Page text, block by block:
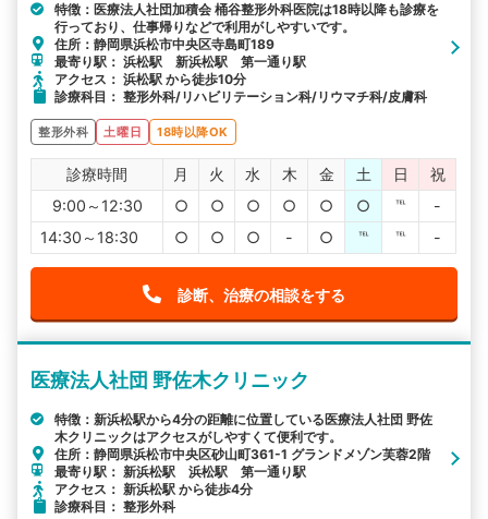
特徴：医療法人社団加積会 桶谷整形外科医院は18時以降も診療を
行っており、仕事帰りなどで利用がしやすいです。
住所：静岡県浜松市中央区寺島町189
最寄り駅： 浜松駅 新浜松駅 第一通り駅
アクセス： 浜松駅 から徒歩10分
診療科目： 整形外科/リハビリテーション科/リウマチ科/皮膚科
整形外科 土曜日 18時以降OK
診療時間 月 火 水 木 金 土 日
祝
9:00～12:30
○ ○ ○ ○ ○ ○ ℡
-
14:30～18:30
○ ○ ○ - ○ ℡ ℡ -
診断、治療の相談をする
医療法人社団 野佐木クリニック
特徴：新浜松駅から4分の距離に位置している医療法人社団 野佐
木クリニックはアクセスがしやすくて便利です。
住所：静岡県浜松市中央区砂山町361-1 グランドメゾン芙蓉2階
最寄り駅： 新浜松駅 浜松駅 第一通り駅
アクセス： 新浜松駅 から徒歩4分
診療科目： 整形外科